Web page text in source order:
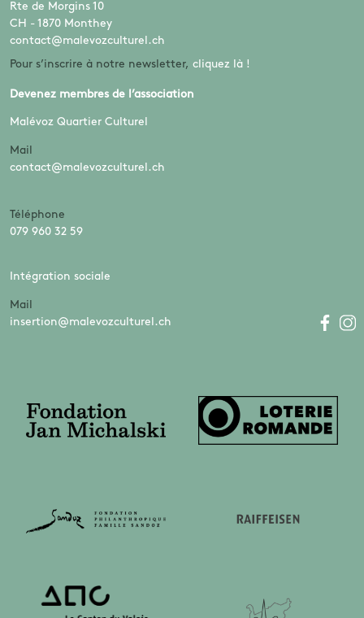
Rte de Morgins 10
CH - 1870 Monthey
contact@malevozculturel.ch
Pour s’inscrire à notre newsletter, cliquez là !
Devenez membres de l’association
Malévoz Quartier Culturel
Mail
contact@malevozculturel.ch
Téléphone
079 960 32 59
Intégration sociale
Mail
insertion@malevozculturel.ch